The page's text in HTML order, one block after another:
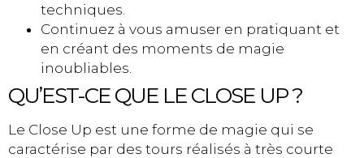
techniques.
Continuez à vous amuser en pratiquant et
en créant des moments de magie
inoubliables.
QU’EST-CE QUE LE CLOSE UP ?
Le Close Up est une forme de magie qui se
caractérise par des tours réalisés à très courte